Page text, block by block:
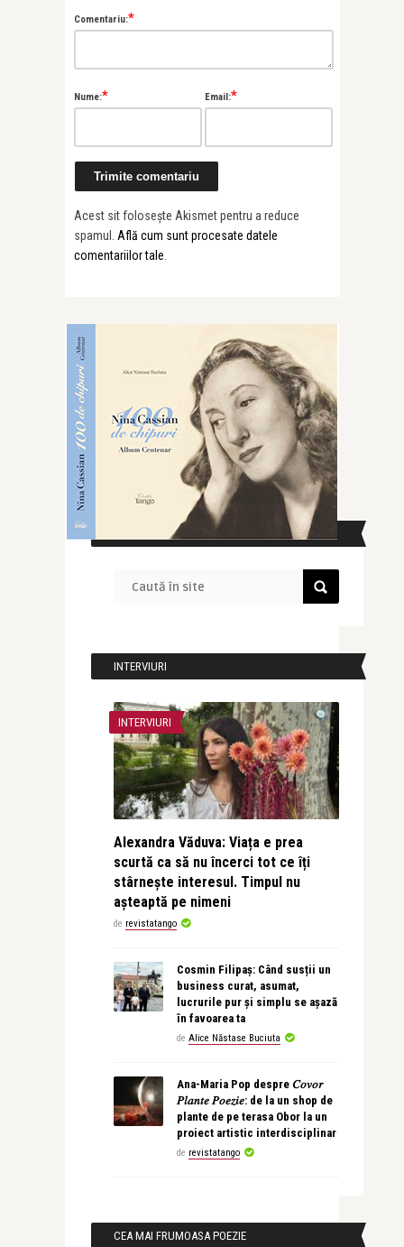
Comentariu:*
Nume:* Email:*
Acest sit folosește Akismet pentru a reduce
spamul. Află cum sunt procesate datele
comentariilor tale.
CAUTĂ ÎN SITE
INTERVIURI
INTERVIURI
Alexandra Văduva: Viața e prea
scurtă ca să nu încerci tot ce îți
stârnește interesul. Timpul nu
așteaptă pe nimeni
de revistatango
Cosmin Filipaș: Când susții un
business curat, asumat,
lucrurile pur și simplu se așază
în favoarea ta
de Alice Năstase Buciuta
Ana-Maria Pop despre 𝐶𝑜𝑣𝑜𝑟
𝑃𝑙𝑎𝑛𝑡𝑒 𝑃𝑜𝑒𝑧𝑖𝑒: de la un shop de
plante de pe terasa Obor la un
proiect artistic interdisciplinar
de revistatango
CEA MAI FRUMOASA POEZIE